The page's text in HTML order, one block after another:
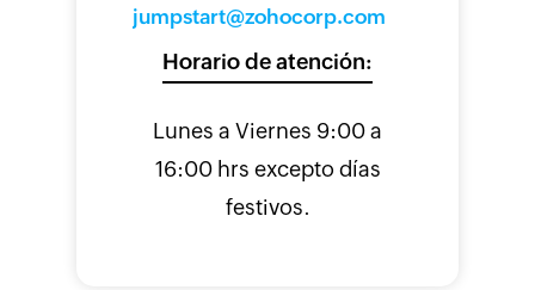
jumpstart@zohocorp.com
Horario de atención:
Lunes a Viernes 9:00 a
16:00 hrs excepto días
festivos.